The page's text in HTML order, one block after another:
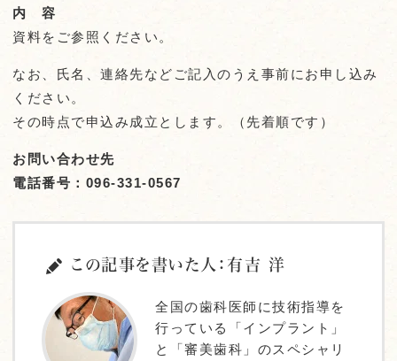
内 容
資料をご参照ください。
なお、氏名、連絡先などご記入のうえ事前にお申し込み
ください。
その時点で申込み成立とします。（先着順です）
お問い合わせ先
電話番号：096-331-0567
この記事を書いた人：有吉 洋
全国の歯科医師に技術指導を
行っている「インプラント」
と「審美歯科」のスペシャリ